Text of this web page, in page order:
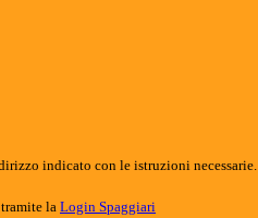
indicato con le istruzioni necessarie.
la Login Spaggiari